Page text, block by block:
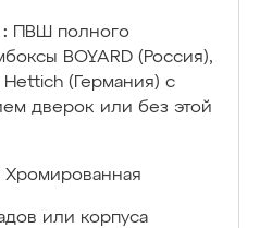
ПВШ полного
BOYARD (Россия),
(Германия) с
дверок или без этой
Хромированная
или корпуса